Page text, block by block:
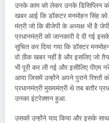
उनके काम को लेकर उनके डिसिप्लिन
खबर आई कि डॉकटर मनमोहन सिंह
मंत्री जो कि बीजेपी के अध्यक्ष भी है
प्रधानमंत्री को जानकारी दे दी गई
सूचित कर दिया गया कि डॉक्टर
वो ठीक खबर नहीं है और इसलिए जो
भी पूरी कर ली गई और इसीलिए पीएम
आया जिसमें उन्होंने अपने पुराने रिश्तों
प्रधानमंत्री मुख्यमंत्री थे तब बतौर
उनका इंटरेक्शन हुआ.
उसको उन्होंने याद किया और इसके